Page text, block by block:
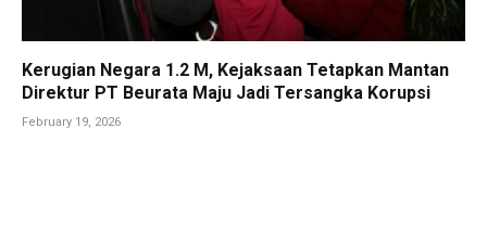
Kerugian Negara 1.2 M, Kejaksaan Tetapkan Mantan
Direktur PT Beurata Maju Jadi Tersangka Korupsi
February 19, 2026